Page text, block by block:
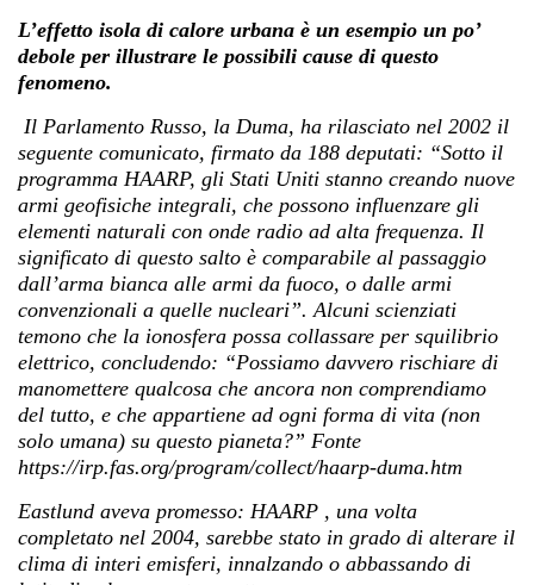
L’effetto isola di calore urbana è un esempio un po’
debole per illustrare le possibili cause di questo
fenomeno.
Il Parlamento Russo, la Duma, ha rilasciato nel 2002 il
seguente comunicato, firmato da 188 deputati: “Sotto il
programma HAARP, gli Stati Uniti stanno creando nuove
armi geofisiche integrali, che possono influenzare gli
elementi naturali con onde radio ad alta frequenza. Il
significato di questo salto è comparabile al passaggio
dall’arma bianca alle armi da fuoco, o dalle armi
convenzionali a quelle nucleari”. Alcuni scienziati
temono che la ionosfera possa collassare per squilibrio
elettrico, concludendo: “Possiamo davvero rischiare di
manomettere qualcosa che ancora non comprendiamo
del tutto, e che appartiene ad ogni forma di vita (non
solo umana) su questo pianeta?” Fonte
https://irp.fas.org/program/collect/haarp-duma.htm
Eastlund aveva promesso: HAARP , una volta
completato nel 2004, sarebbe stato in grado di alterare il
clima di interi emisferi, innalzando o abbassando di